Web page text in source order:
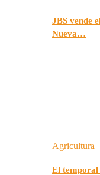
JBS vende
Nueva…
Agricultura
El temporal